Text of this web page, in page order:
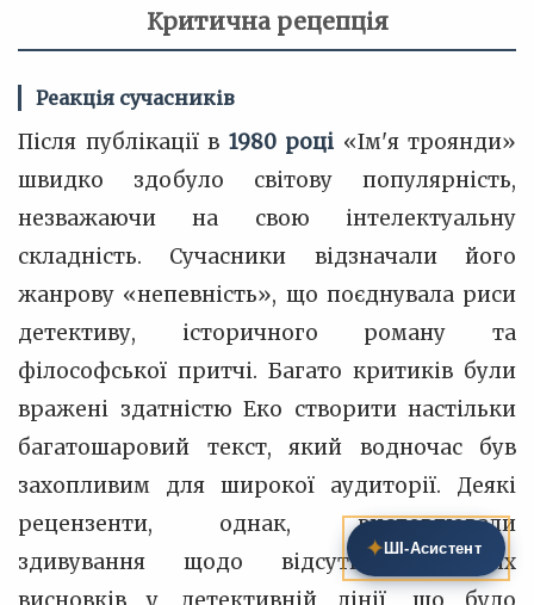
Критична рецепція
Реакція сучасників
Після публікації в 1980 році «Ім'я троянди»
швидко здобуло світову популярність,
незважаючи на свою інтелектуальну
складність. Сучасники відзначали його
жанрову «непевність», що поєднувала риси
детективу, історичного роману та
філософської притчі. Багато критиків були
вражені здатністю Еко створити настільки
багатошаровий текст, який водночас був
захопливим для широкої аудиторії. Деякі
рецензенти, однак, висловлювали
здивування щодо відсутності чітких
✦ ШІ‑Асистент